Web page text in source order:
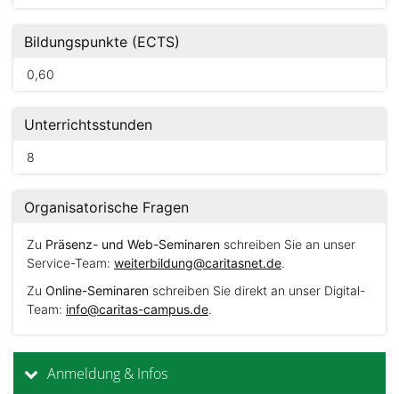
Bildungspunkte (ECTS)
0,60
Unterrichtsstunden
8
Organisatorische Fragen
Zu Präsenz- und Web-Seminaren schreiben Sie an unser
Service-Team: weiterbildung@caritasnet.de.
Zu Online-Seminaren schreiben Sie direkt an unser Digital-
Team: info@caritas-campus.de.
Anmeldung & Infos